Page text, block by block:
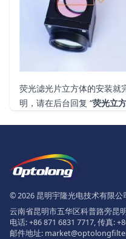
荧光滤光片立方体的安装就
明，请在后台回复 “荧光立
The Logo of
© 2026 昆明宇隆光电技术有限公
云南省昆明市五华区科普路旁昆
电话:+86 871 6831 7717, 传真:
邮件地址: